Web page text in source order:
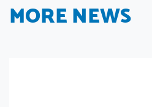
MORE NEWS